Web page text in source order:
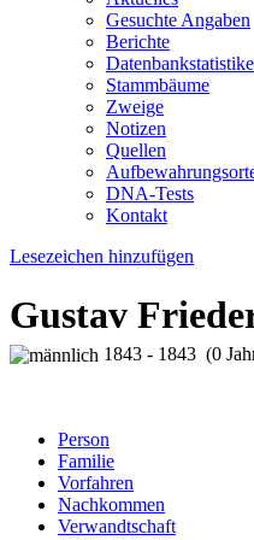
Gesuchte Angaben
Berichte
Stammbäume
Zweige
Notizen
Quellen
DNA-Tests
Kontakt
Lesezeichen hinzufügen
Gustav
1843 - 1843 (0
Person
Familie
Vorfahren
Nachkommen
Verwandtschaft